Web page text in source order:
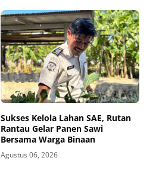
Sukses Kelola Lahan SAE, Rutan
Rantau Gelar Panen Sawi
Bersama Warga Binaan
Agustus 06, 2026